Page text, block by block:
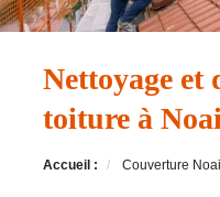
Nettoyage et
toiture à
Accueil : Couverture